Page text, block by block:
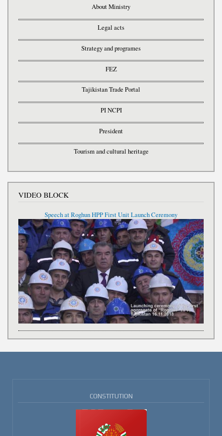
About Ministry
Legal acts
Strategy and programes
FEZ
Tajikistan Trade Portal
PI NCPI
President
Tourism and cultural heritage
VIDEO BLOCK
Speech at Roghun HPP First Unit Launch Ceremony
CONSTITUTION